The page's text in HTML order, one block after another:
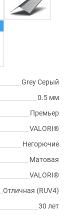
Grey Серый
0.5 мм
Премьер
VALORI®
Негорючие
Матовая
VALORI®
Отличная (RUV4)
30 лет